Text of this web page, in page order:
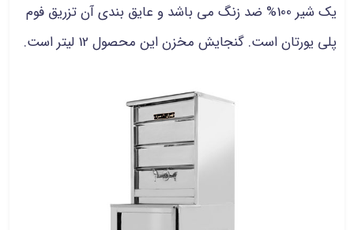
یک شیر 100% ضد زنگ می باشد و عایق بندی آن تزریق فوم
پلی یورتان است. گنجایش مخزن این محصول 12 لیتر است.